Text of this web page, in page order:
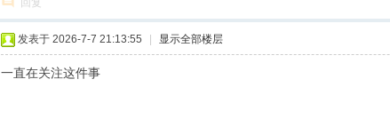
回复
发表于 2026-7-7 21:13:55 显示全部楼层
一直在关注这件事